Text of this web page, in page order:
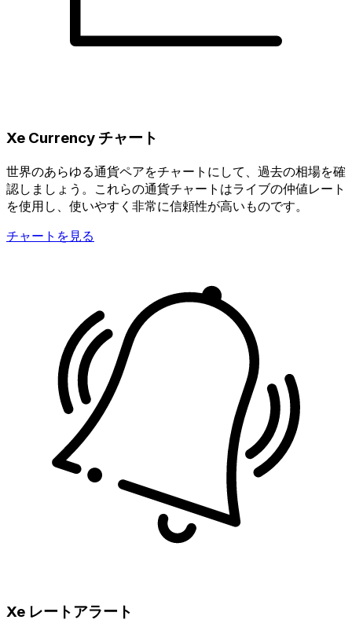
Xe Currency チャート
世界のあらゆる通貨ペアをチャートにして、過去の相場を確
認しましょう。これらの通貨チャートはライブの仲値レート
を使用し、使いやすく非常に信頼性が高いものです。
チャートを見る
Xe レートアラート